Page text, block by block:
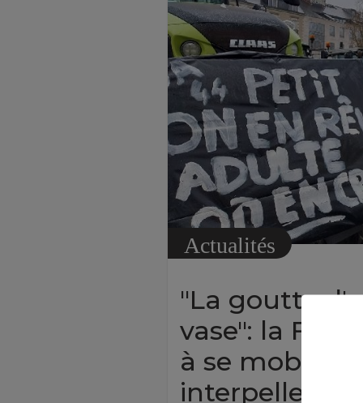
Actualités
"La goutte
vase": la
à se
interpeller